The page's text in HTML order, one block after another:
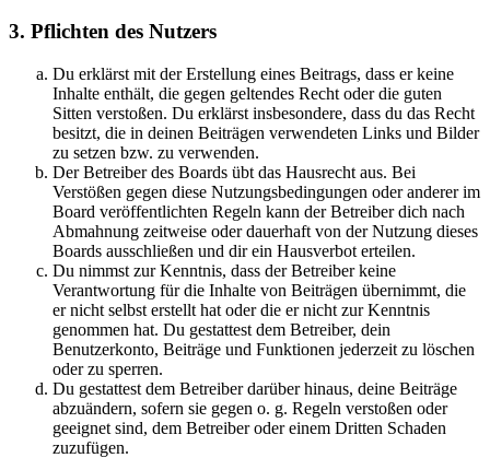
3. Pflichten des Nutzers
Du erklärst mit der Erstellung eines Beitrags, dass er keine
Inhalte enthält, die gegen geltendes Recht oder die guten
Sitten verstoßen. Du erklärst insbesondere, dass du das Recht
besitzt, die in deinen Beiträgen verwendeten Links und Bilder
zu setzen bzw. zu verwenden.
Der Betreiber des Boards übt das Hausrecht aus. Bei
Verstößen gegen diese Nutzungsbedingungen oder anderer im
Board veröffentlichten Regeln kann der Betreiber dich nach
Abmahnung zeitweise oder dauerhaft von der Nutzung dieses
Boards ausschließen und dir ein Hausverbot erteilen.
Du nimmst zur Kenntnis, dass der Betreiber keine
Verantwortung für die Inhalte von Beiträgen übernimmt, die
er nicht selbst erstellt hat oder die er nicht zur Kenntnis
genommen hat. Du gestattest dem Betreiber, dein
Benutzerkonto, Beiträge und Funktionen jederzeit zu löschen
oder zu sperren.
Du gestattest dem Betreiber darüber hinaus, deine Beiträge
abzuändern, sofern sie gegen o. g. Regeln verstoßen oder
geeignet sind, dem Betreiber oder einem Dritten Schaden
zuzufügen.